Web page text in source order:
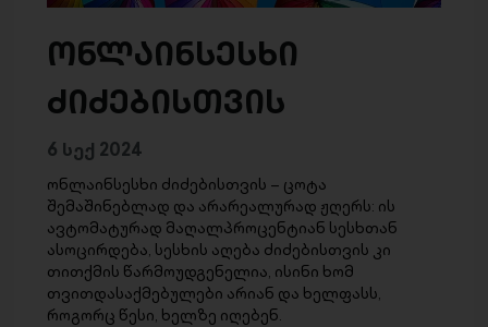
ონლაინსესხი
ძიძებისთვის
6 სექ 2024
ონლაინსესხი ძიძებისთვის – ცოტა
შემაშინებლად და არარეალურად ჟღერს: ის
ავტომატურად მაღალპროცენტიან სესხთან
ასოცირდება, სესხის აღება ძიძებისთვის კი
თითქმის წარმოუდგენელია, ისინი ხომ
თვითდასაქმებულები არიან და ხელფასს,
როგორც წესი, ხელზე იღებენ.